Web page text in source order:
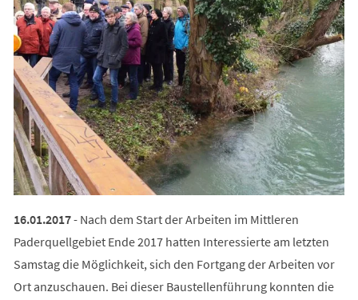
16.01.2017- Nach dem Start der Arbeiten im Mittleren
Paderquellgebiet Ende 2017 hatten Interessierte am letzten
Samstag die Möglichkeit, sich den Fortgang der Arbeiten vor
Ort anzuschauen. Bei dieser Baustellenführung konnten die